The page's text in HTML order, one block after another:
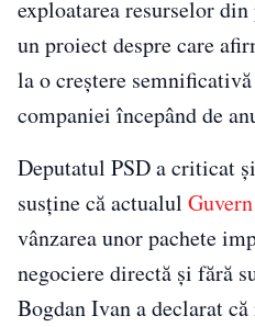
exploatarea resurselor
un proiect despre care
la o creștere
companiei începând de
Deputatul PSD a criticat
susține că actualul Guvern
vânzarea unor pachete
negociere directă și fără
Bogdan Ivan a declarat